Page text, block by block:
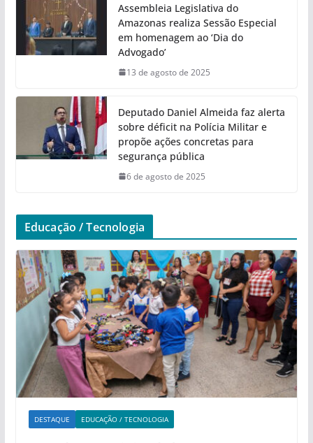
Assembleia Legislativa do
Amazonas realiza Sessão Especial
em homenagem ao ‘Dia do
Advogado’
13 de agosto de 2025
Deputado Daniel Almeida faz alerta
sobre déficit na Polícia Militar e
propõe ações concretas para
segurança pública
6 de agosto de 2025
Educação / Tecnologia
DESTAQUE EDUCAÇÃO / TECNOLOGIA